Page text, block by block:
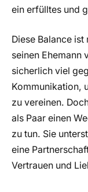
ein erfülltes und
Diese Balance
seinen Ehemann
sicherlich viel
Kommunikation,
zu vereinen.
als Paar einen
zu tun. Sie
eine
Vertrauen und